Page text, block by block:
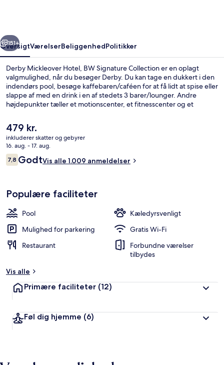
Næste
151+
OversigtVærelserBeliggenhedPolitikker
Derby Mickleover Hotel, BW Signature Collection er en oplagt
valgmulighed, når du besøger Derby. Du kan tage en dukkert i den
indendørs pool, besøge kaffebaren/caféen for at få lidt at spise eller
slappe af med en drink i en af stedets 3 barer/lounger. Andre
højdepunkter tæller et motionscenter, et fitnesscenter og et
hjælpsomme personale.
Den
nuværende
pris
er
479 kr.
479 kr.
inkluderer skatter og gebyrer
16. aug. - 17. aug.
Anmeldelser
7,87,8 ud af 10.
GodtVis alle 1.009 anmeldelser
Populære faciliteter
Pool
Kæledyrsvenligt
Mulighed for parkering
Gratis Wi-Fi
Restaurant
Forbundne værelser
tilbydes
Vis alle
Primære faciliteter (12)
Føl dig hjemme (6)